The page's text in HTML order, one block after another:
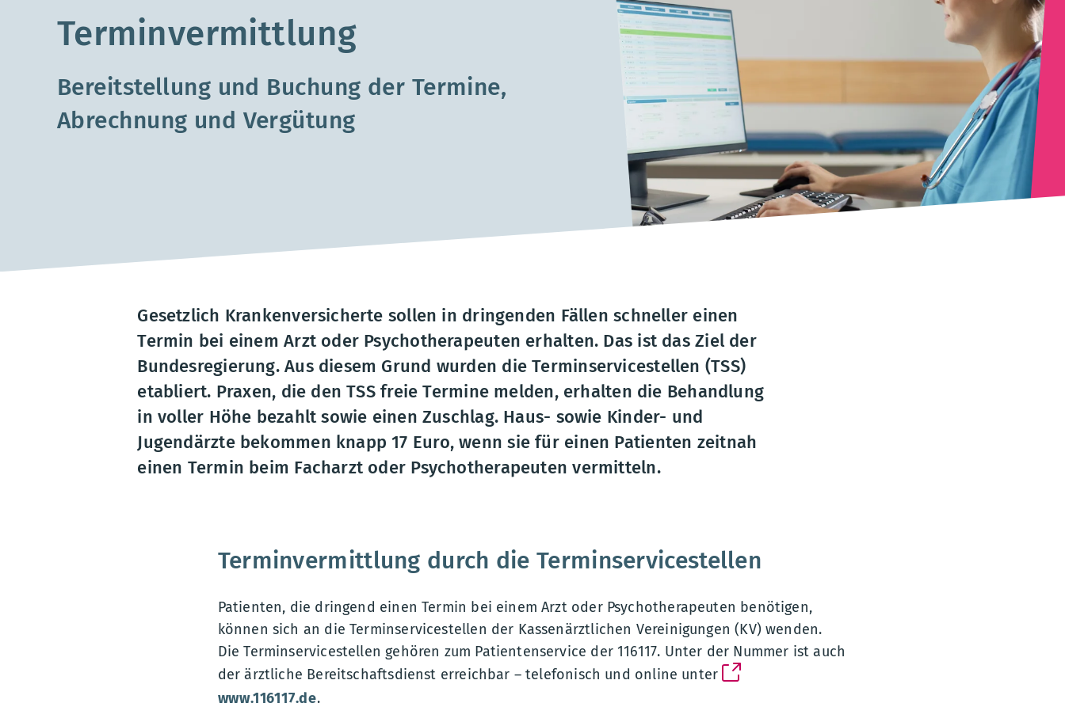
Terminvermittlung
Bereitstellung und Buchung der Termine,
Abrechnung und Vergütung
Gesetzlich Krankenversicherte sollen in dringenden Fällen schneller einen
Termin bei einem Arzt oder Psychotherapeuten erhalten. Das ist das Ziel der
Bundesregierung. Aus diesem Grund wurden die Terminservicestellen (TSS)
etabliert. Praxen, die den TSS freie Termine melden, erhalten die Behandlung
in voller Höhe bezahlt sowie einen Zuschlag. Haus- sowie Kinder- und
Jugendärzte bekommen knapp 17 Euro, wenn sie für einen Patienten zeitnah
einen Termin beim Facharzt oder Psychotherapeuten vermitteln.
Terminvermittlung durch die Terminservicestellen
Patienten, die dringend einen Termin bei einem Arzt oder Psychotherapeuten benötigen,
können sich an die Terminservicestellen der Kassenärztlichen Vereinigungen (KV) wenden.
Die Terminservicestellen gehören zum Patientenservice der 116117. Unter der Nummer ist auch
der ärztliche Bereitschaftsdienst erreichbar – telefonisch und online unter
www.116117.de.